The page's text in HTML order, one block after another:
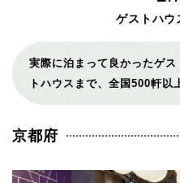
ゲストハウ
実際に泊まって良かったゲ
トハウスまで、全国500軒以
京都府